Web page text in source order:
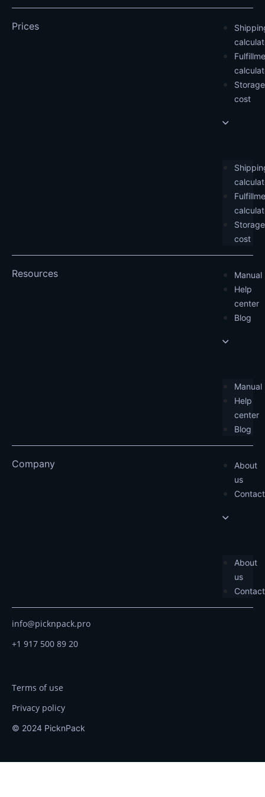
Prices
Storage
cost
Storage
cost
Resources
Manual
Help
center
Blog
Manual
Help
center
Blog
Company
About
us
About
us
info@picknpack.pro
+1 917 500 89 20
Terms of use
Privacy policy
© 2024 PicknPack